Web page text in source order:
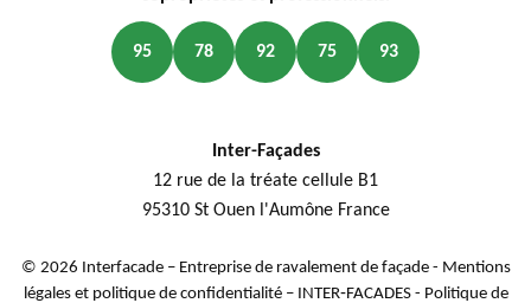
95 78 92 75 93
Inter-Façades
12 rue de la tréate cellule B1
95310 St Ouen l'Aumône France
© 2026 Interfacade – Entreprise de ravalement de façade - Mentions
légales et politique de confidentialité – INTER‑FACADES- Politique de